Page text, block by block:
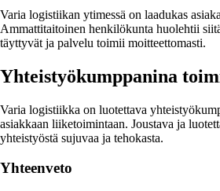
Varia logistiikan ytimessä on laadukas
Ammattitaitoinen henkilökunta huolehtii
täyttyvät ja palvelu toimii moitteettomasti.
Yhteistyökumppanina
Varia logistiikka on luotettava
asiakkaan liiketoimintaan. Joustava ja
yhteistyöstä sujuvaa ja tehokasta.
Yhteenveto